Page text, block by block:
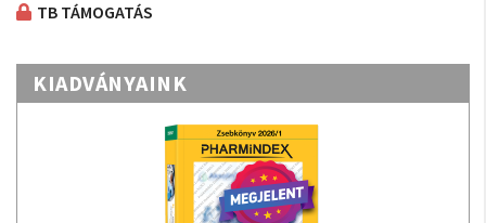
TB TÁMOGATÁS
KIADVÁNYAINK